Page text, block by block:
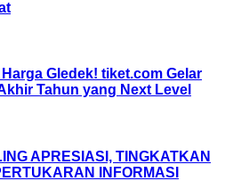
Gledek! tiket.com Gelar
Tahun yang Next Level
APRESIASI, TINGKATKAN
INFORMASI